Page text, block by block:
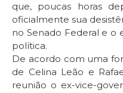
que, poucas horas
oficialmente sua
no Senado Federal e o
política.
De acordo com uma
de Celina Leão e
reunião o ex-vice-